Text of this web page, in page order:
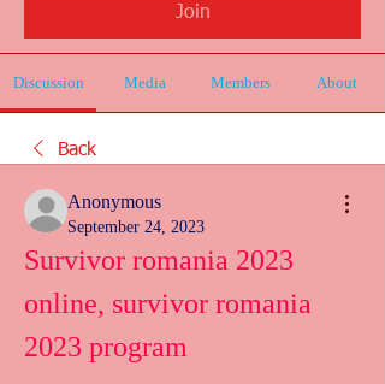
Join
Discussion Media Members About
Back
Anonymous
September 24, 2023
Survivor romania 2023
online, survivor romania
2023 program